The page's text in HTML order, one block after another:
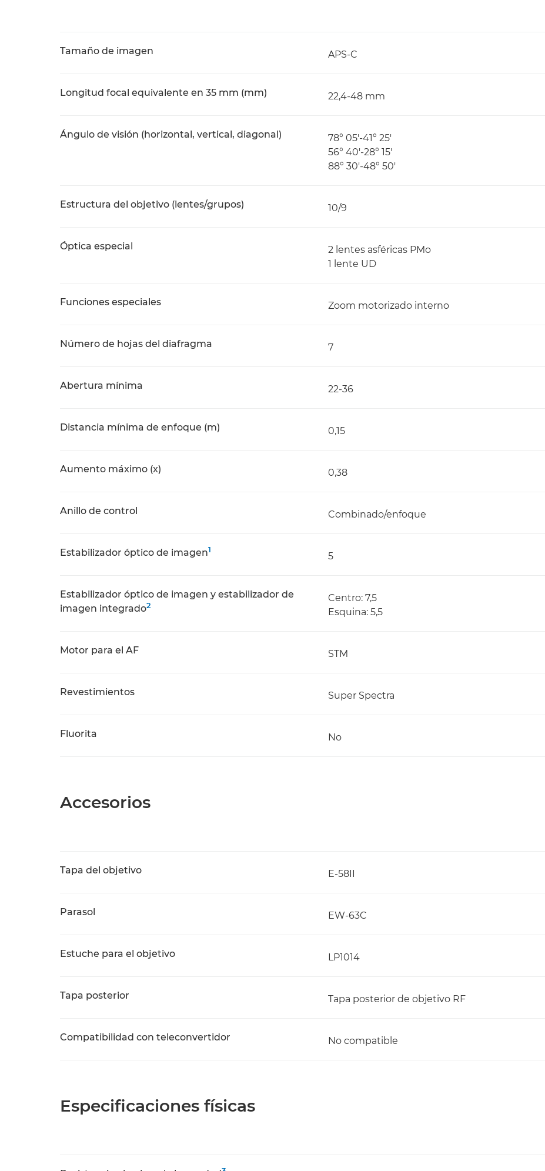
Tamaño de imagen APS-C
Longitud focal equivalente en 35 mm (mm) 22,4-48 mm
Ángulo de visión (horizontal, vertical, diagonal)
78° 05'-41° 25'
56° 40'-28° 15'
88° 30'-48° 50'
Estructura del objetivo (lentes/grupos) 10/9
Óptica especial
2 lentes asféricas PMo
1 lente UD
Funciones especiales Zoom motorizado interno
Número de hojas del diafragma 7
Abertura mínima 22-36
Distancia mínima de enfoque (m) 0,15
Aumento máximo (x) 0,38
Anillo de control Combinado/enfoque
Estabilizador óptico de imagen1
5
Estabilizador óptico de imagen y estabilizador de
imagen integrado2
Centro: 7,5
Esquina: 5,5
Motor para el AF STM
Revestimientos Super Spectra
Fluorita No
Accesorios
Tapa del objetivo E-58II
Parasol EW-63C
Estuche para el objetivo LP1014
Tapa posterior Tapa posterior de objetivo RF
Compatibilidad con teleconvertidor No compatible
Especificaciones físicas